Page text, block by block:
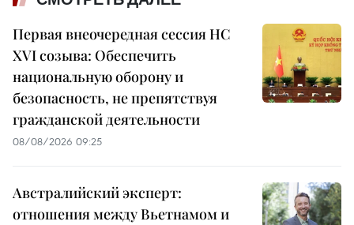
Первая внеочередная сессия НС
XVI созыва: Обеспечить
национальную оборону и
безопасность, не препятствуя
гражданской деятельности
08/08/2026 09:25
Австралийский эксперт:
отношения между Вьетнамом и